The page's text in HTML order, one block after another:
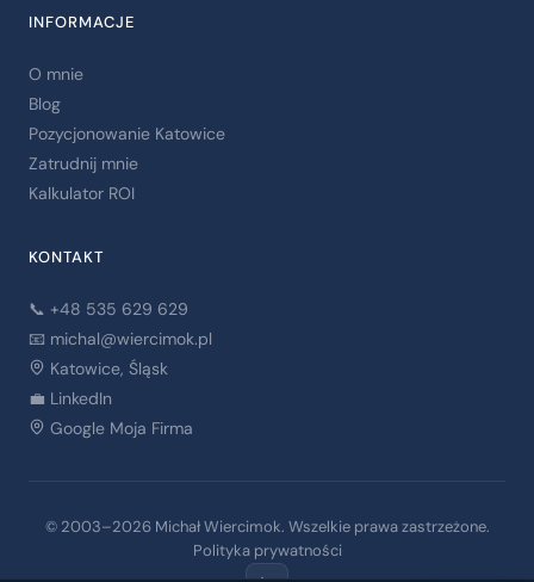
INFORMACJE
O mnie
Blog
Pozycjonowanie Katowice
Zatrudnij mnie
Kalkulator ROI
KONTAKT
📞 +48 535 629 629
📧 michal@wiercimok.pl
Katowice, Śląsk
💼 LinkedIn
Google Moja Firma
© 2003–2026 Michał Wiercimok. Wszelkie prawa zastrzeżone.
Polityka prywatności